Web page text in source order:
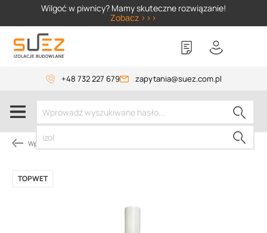
Wilgoć w piwnicy? Mamy skuteczne rozwiązanie!
Zobacz >>>
+48 732 227 679 zapytania@suez.com.pl
Wpusty TOPWET
TOPWET